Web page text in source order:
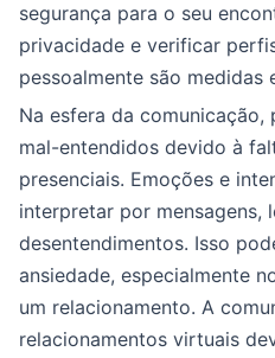
segurança para o seu
privacidade e verificar
pessoalmente são medidas
Na esfera da
mal-entendidos devido à
presenciais. Emoções e
interpretar por mensagens,
desentendimentos. Isso
ansiedade, especialmente
um relacionamento. A
relacionamentos virtuais